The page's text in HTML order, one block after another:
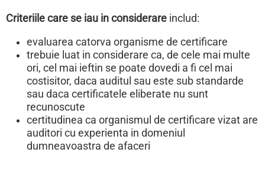
Criteriile care se iau in considerare includ:
evaluarea catorva organisme de certificare
trebuie luat in considerare ca, de cele mai multe
ori, cel mai ieftin se poate dovedi a fi cel mai
costisitor, daca auditul sau este sub standarde
sau daca certificatele eliberate nu sunt
recunoscute
certitudinea ca organismul de certificare vizat are
auditori cu experienta in domeniul
dumneavoastra de afaceri